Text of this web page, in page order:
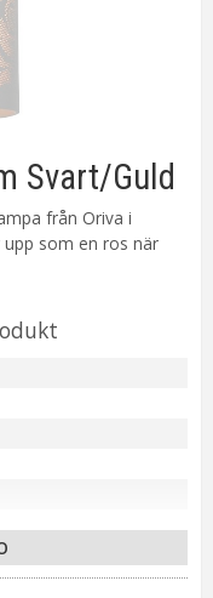
Svart/Guld
från Oriva i
som en ros när